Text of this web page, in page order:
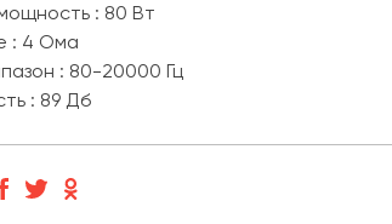
: 80 Вт
: 4 Ома
: 80-20000 Гц
: 89 Дб